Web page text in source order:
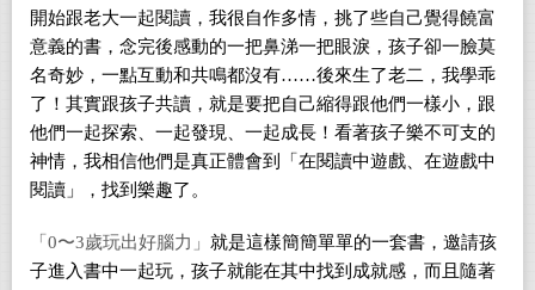
開始跟老大一起閱讀，我很自作多情，挑了些自己覺得饒富
意義的書，念完後感動的一把鼻涕一把眼淚，孩子卻一臉莫
名奇妙，一點互動和共鳴都沒有……後來生了老二，我學乖
了！其實跟孩子共讀，就是要把自己縮得跟他們一樣小，跟
他們一起探索、一起發現、一起成長！看著孩子樂不可支的
神情，我相信他們是真正體會到「在閱讀中遊戲、在遊戲中
閱讀」，找到樂趣了。
「0〜3歲玩出好腦力」 就是這樣簡簡單單的一套書，邀請孩
子進入書中一起玩，孩子就能在其中找到成就感，而且隨著